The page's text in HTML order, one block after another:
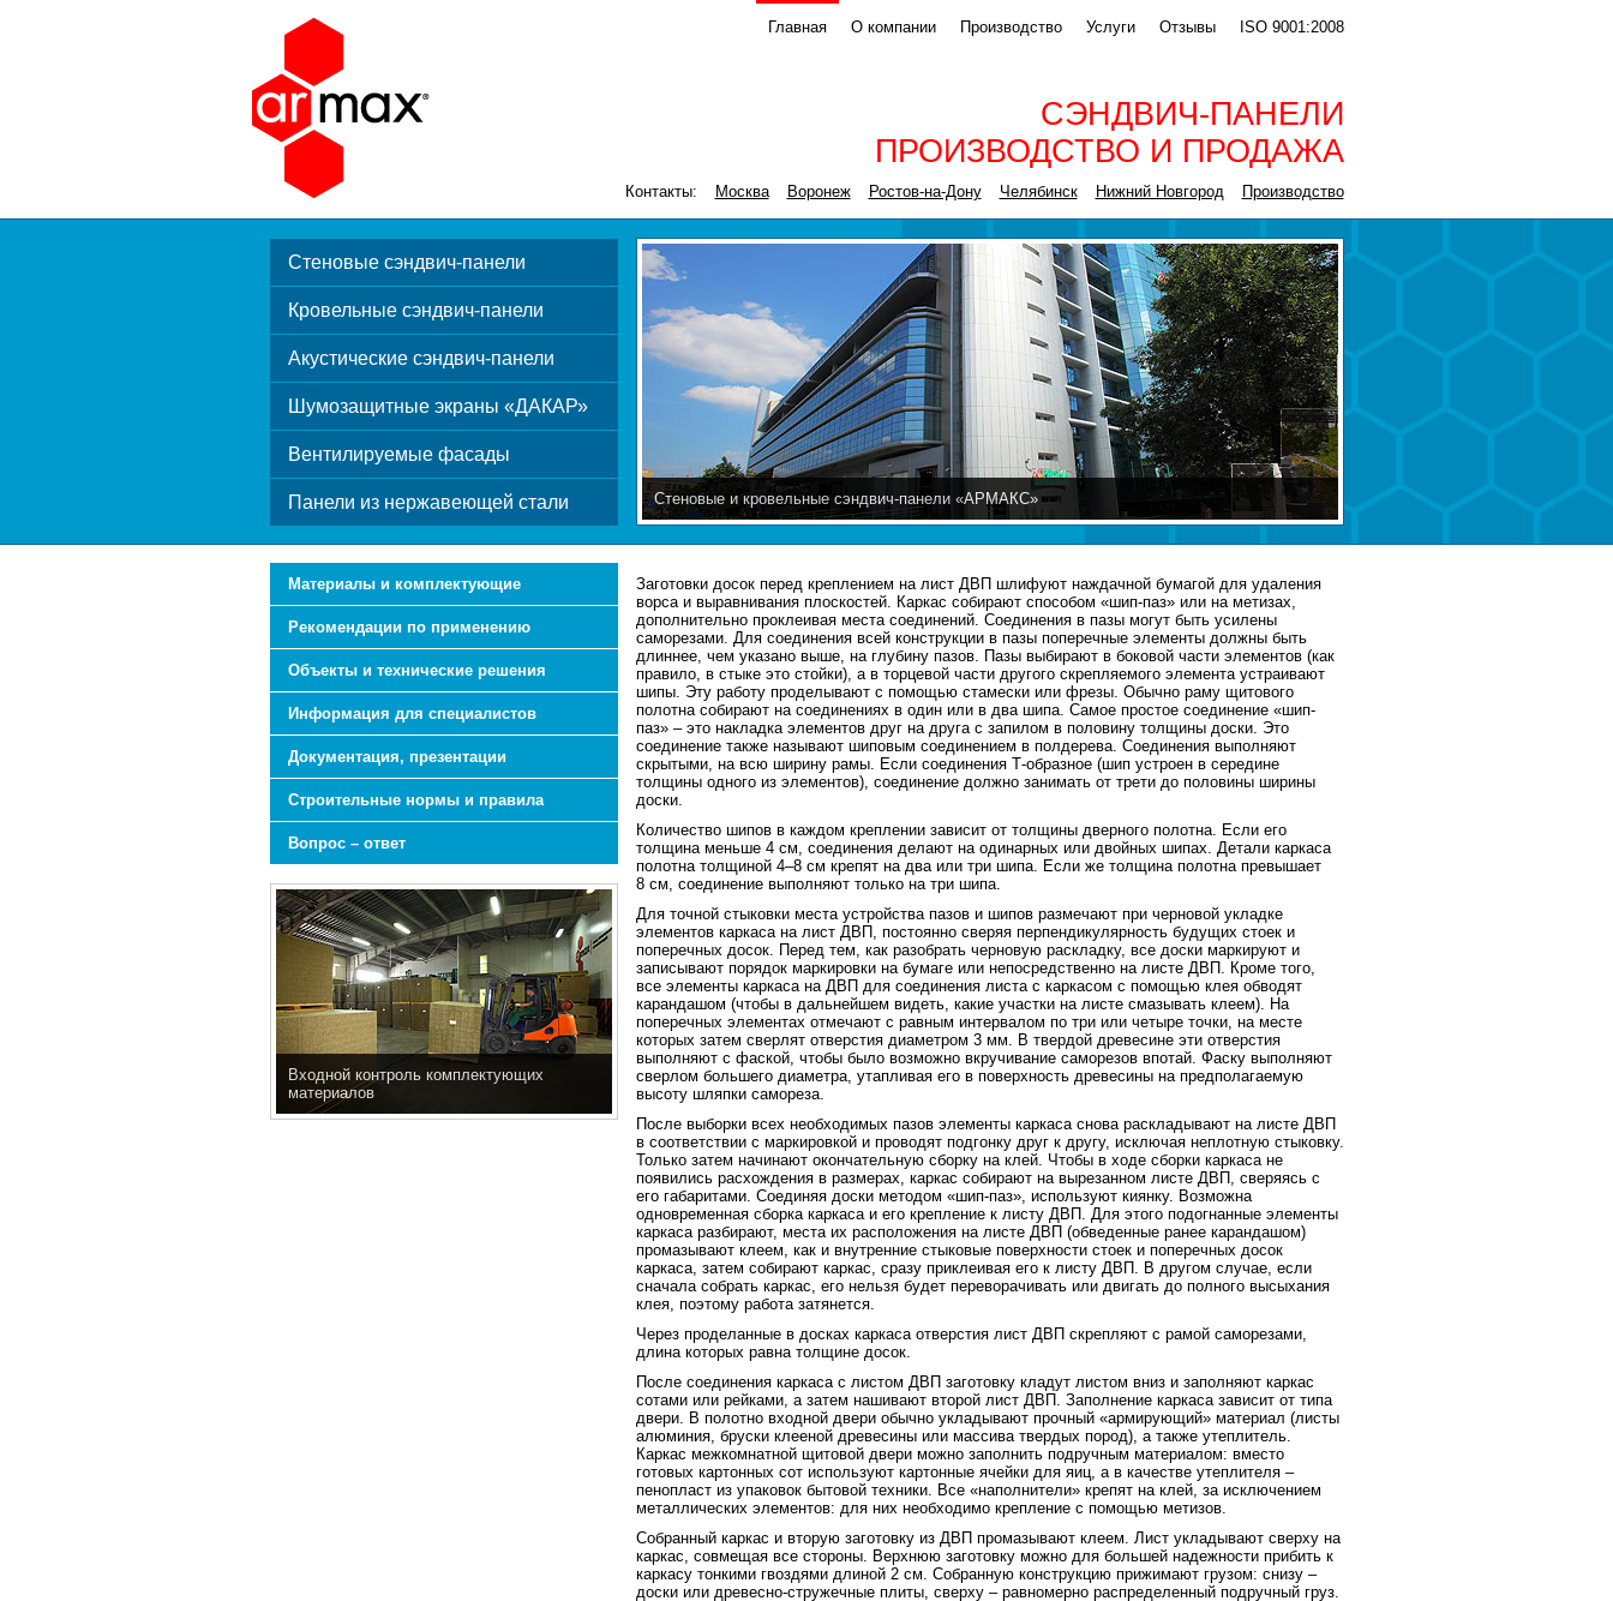
Главная О компании Производство Услуги Отзывы ISO 9001:2008
СЭНДВИЧ-ПАНЕЛИ
ПРОИЗВОДСТВО И ПРОДАЖА
Контакты: Москва Воронеж Ростов-на-Дону Челябинск Нижний Новгород Производство
Стеновые сэндвич-панели
Кровельные сэндвич-панели
Акустические сэндвич-панели
Шумозащитные экраны «ДАКАР»
Вентилируемые фасады
Панели из нержавеющей стали Стеновые и кровельные сэндвич-панели «АРМАКС»
Материалы и комплектующие
Рекомендации по применению
Объекты и технические решения
Информация для специалистов
Документация, презентации
Строительные нормы и правила
Вопрос – ответ
Входной контроль комплектующих
материалов
Заготовки досок перед креплением на лист ДВП шлифуют наждачной бумагой для удаления
ворса и выравнивания плоскостей. Каркас собирают способом «шип-паз» или на метизах,
дополнительно проклеивая места соединений. Соединения в пазы могут быть усилены
саморезами. Для соединения всей конструкции в пазы поперечные элементы должны быть
длиннее, чем указано выше, на глубину пазов. Пазы выбирают в боковой части элементов (как
правило, в стыке это стойки), а в торцевой части другого скрепляемого элемента устраивают
шипы. Эту работу проделывают с помощью стамески или фрезы. Обычно раму щитового
полотна собирают на соединениях в один или в два шипа. Самое простое соединение «шип-
паз» – это накладка элементов друг на друга с запилом в половину толщины доски. Это
соединение также называют шиповым соединением в полдерева. Соединения выполняют
скрытыми, на всю ширину рамы. Если соединения Т-образное (шип устроен в середине
толщины одного из элементов), соединение должно занимать от трети до половины ширины
доски.
Количество шипов в каждом креплении зависит от толщины дверного полотна. Если его
толщина меньше 4 см, соединения делают на одинарных или двойных шипах. Детали каркаса
полотна толщиной 4–8 см крепят на два или три шипа. Если же толщина полотна превышает
8 см, соединение выполняют только на три шипа.
Для точной стыковки места устройства пазов и шипов размечают при черновой укладке
элементов каркаса на лист ДВП, постоянно сверяя перпендикулярность будущих стоек и
поперечных досок. Перед тем, как разобрать черновую раскладку, все доски маркируют и
записывают порядок маркировки на бумаге или непосредственно на листе ДВП. Кроме того,
все элементы каркаса на ДВП для соединения листа с каркасом с помощью клея обводят
карандашом (чтобы в дальнейшем видеть, какие участки на листе смазывать клеем). На
поперечных элементах отмечают с равным интервалом по три или четыре точки, на месте
которых затем сверлят отверстия диаметром 3 мм. В твердой древесине эти отверстия
выполняют с фаской, чтобы было возможно вкручивание саморезов впотай. Фаску выполняют
сверлом большего диаметра, утапливая его в поверхность древесины на предполагаемую
высоту шляпки самореза.
После выборки всех необходимых пазов элементы каркаса снова раскладывают на листе ДВП
в соответствии с маркировкой и проводят подгонку друг к другу, исключая неплотную стыковку.
Только затем начинают окончательную сборку на клей. Чтобы в ходе сборки каркаса не
появились расхождения в размерах, каркас собирают на вырезанном листе ДВП, сверяясь с
его габаритами. Соединяя доски методом «шип-паз», используют киянку. Возможна
одновременная сборка каркаса и его крепление к листу ДВП. Для этого подогнанные элементы
каркаса разбирают, места их расположения на листе ДВП (обведенные ранее карандашом)
промазывают клеем, как и внутренние стыковые поверхности стоек и поперечных досок
каркаса, затем собирают каркас, сразу приклеивая его к листу ДВП. В другом случае, если
сначала собрать каркас, его нельзя будет переворачивать или двигать до полного высыхания
клея, поэтому работа затянется.
Через проделанные в досках каркаса отверстия лист ДВП скрепляют с рамой саморезами,
длина которых равна толщине досок.
После соединения каркаса с листом ДВП заготовку кладут листом вниз и заполняют каркас
сотами или рейками, а затем нашивают второй лист ДВП. Заполнение каркаса зависит от типа
двери. В полотно входной двери обычно укладывают прочный «армирующий» материал (листы
алюминия, бруски клееной древесины или массива твердых пород), а также утеплитель.
Каркас межкомнатной щитовой двери можно заполнить подручным материалом: вместо
готовых картонных сот используют картонные ячейки для яиц, а в качестве утеплителя –
пенопласт из упаковок бытовой техники. Все «наполнители» крепят на клей, за исключением
металлических элементов: для них необходимо крепление с помощью метизов.
Собранный каркас и вторую заготовку из ДВП промазывают клеем. Лист укладывают сверху на
каркас, совмещая все стороны. Верхнюю заготовку можно для большей надежности прибить к
каркасу тонкими гвоздями длиной 2 см. Собранную конструкцию прижимают грузом: снизу –
доски или древесно-стружечные плиты, сверху – равномерно распределенный подручный груз.